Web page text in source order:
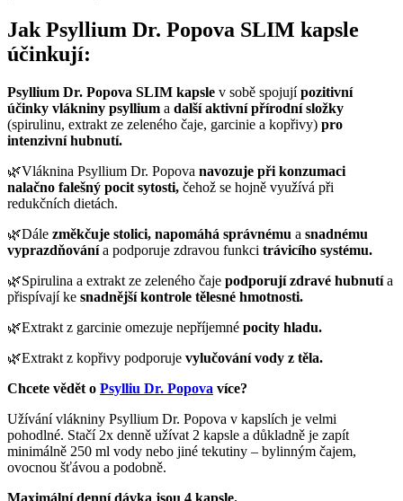
Jak Psyllium Dr. Popova SLIM kapsle
účinkují:
Psyllium Dr. Popova SLIM kapsle v sobě spojujípozitivní
účinky vlákniny psyllium a další aktivní přírodní složky
(spirulinu, extrakt ze zeleného čaje, garcinie a kopřivy) pro
intenzivní hubnutí.
🌿Vláknina Psyllium Dr. Popova navozuje při konzumaci
nalačno falešný pocit sytosti, čehož se hojně využívá při
redukčních dietách.
🌿Dále změkčuje stolici, napomáhá správnému a snadnému
vyprazdňovánía podporuje zdravou funkci trávicího systému.
🌿Spirulina a extrakt ze zeleného čaje podporují zdravé hubnutía
přispívají ke snadnější kontrole tělesné hmotnosti.
🌿Extrakt z garcinie omezuje nepříjemné pocity hladu.
🌿Extrakt z kopřivy podporuje vylučování vody z těla.
Chcete vědět o Psylliu Dr. Popova více?
Užívání vlákniny Psyllium Dr. Popova v kapslích je velmi
pohodlné. Stačí 2x denně užívat 2 kapsle a důkladně je zapít
minimálně 250 ml vody nebo jiné tekutiny – bylinným čajem,
ovocnou šťávou a podobně.
Maximální denní dávka jsou 4 kapsle.